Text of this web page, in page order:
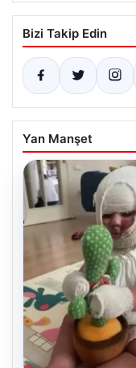
Bizi Takip Edin
Yan Manşet